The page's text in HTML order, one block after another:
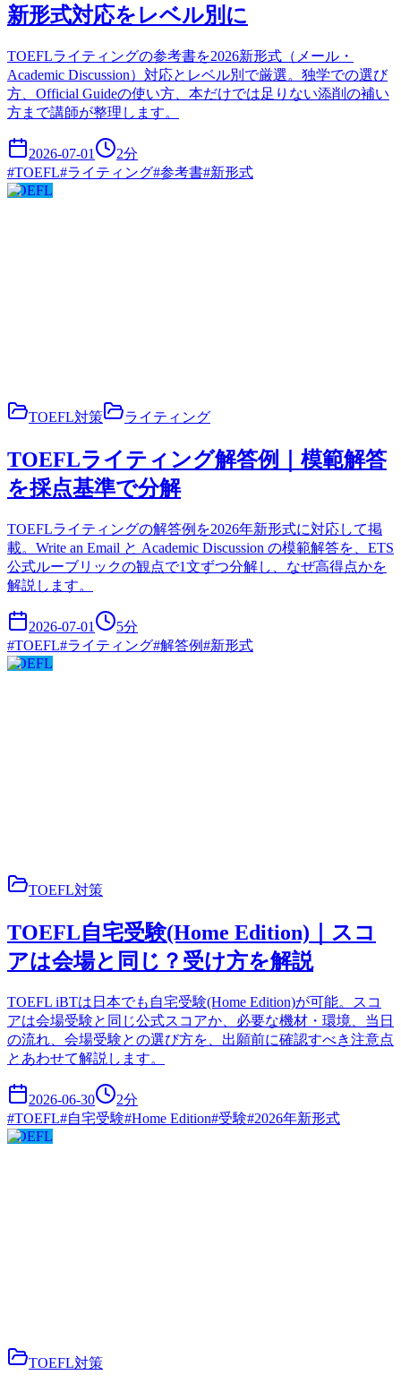
新形式対応をレベル別に
TOEFLライティングの参考書を2026新形式（メール・
Academic Discussion）対応とレベル別で厳選。独学での選び
方、Official Guideの使い方、本だけでは足りない添削の補い
方まで講師が整理します。
2026-07-01 2分
#TOEFL#ライティング#参考書#新形式
TOEFL
TOEFL対策 ライティング
TOEFLライティング解答例｜模範解答
を採点基準で分解
TOEFLライティングの解答例を2026年新形式に対応して掲
載。Write an Email と Academic Discussion の模範解答を、ETS
公式ルーブリックの観点で1文ずつ分解し、なぜ高得点かを
解説します。
2026-07-01 5分
#TOEFL#ライティング#解答例#新形式
TOEFL
TOEFL対策
TOEFL自宅受験(Home Edition)｜スコ
アは会場と同じ？受け方を解説
TOEFL iBTは日本でも自宅受験(Home Edition)が可能。スコ
アは会場受験と同じ公式スコアか、必要な機材・環境、当日
の流れ、会場受験との選び方を、出願前に確認すべき注意点
とあわせて解説します。
2026-06-30 2分
#TOEFL#自宅受験#Home Edition#受験#2026年新形式
TOEFL
TOEFL対策